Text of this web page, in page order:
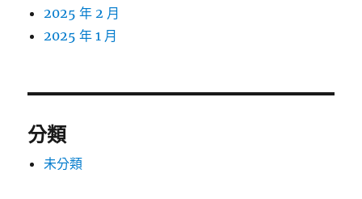
2025 年 2 月
2025 年 1 月
分類
未分類